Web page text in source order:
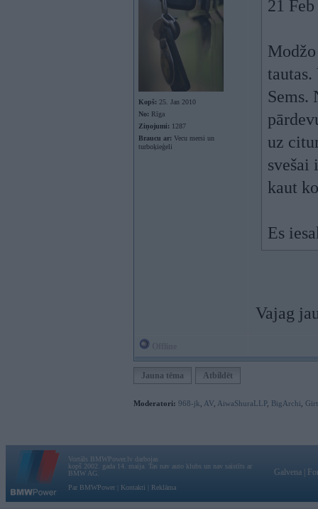
Kopš: 25. Jan 2010
No: Rīga
Ziņojumi: 1287
Braucu ar: Vecu mersi un
turboķieģeli
21
Sems.
uz
svešai
kaut
Es
Vajag
Jauna tēma Atbildēt
Moderatori: 968-jk AV AiwaShuraLLP, BigArchi
Vortāls BMWPower.lv darbojas
kopš 2002. gada 14. maija. Tas nav auto klubs un nav saistīts ar
BMW AG.
Par BMWPower
Kontakti Reklāma
Galvena